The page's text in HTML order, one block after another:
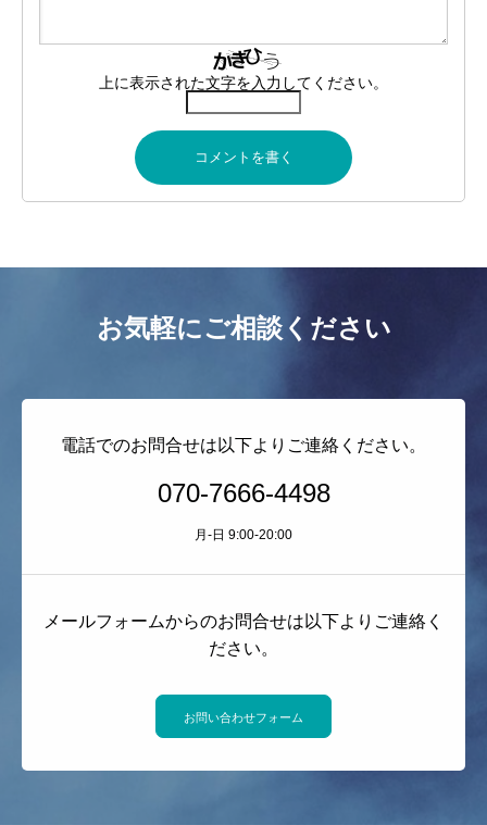
上に表示された文字を入力してください。
お気軽にご相談ください
電話でのお問合せは以下よりご連絡ください。
070-7666-4498
月-日 9:00-20:00
メールフォームからのお問合せは以下よりご連絡く
ださい。
お問い合わせフォーム